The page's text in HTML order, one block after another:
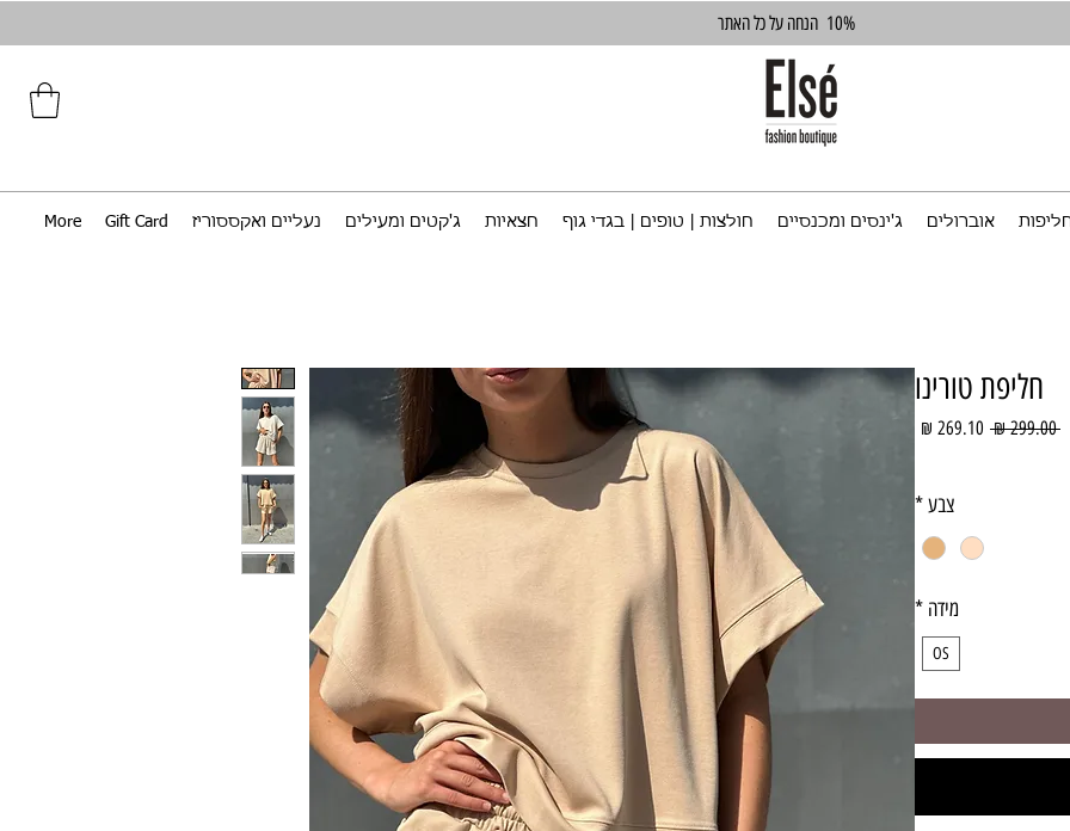
10% הנחה על כל האתר
אוברולים ג'ינסים ומכנסיים חולצות | טופים | בגדי גוף חצאיות ג'קטים ומעילים נעליים ואקססוריז Gift Card
More
חליפת טורינו
‏299.00 ‏₪
מחיר
צבע*
מידה *
OS